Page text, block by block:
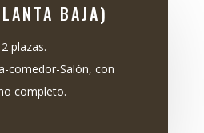
BAJA)
plazas.
comedor-Salón, con
completo.